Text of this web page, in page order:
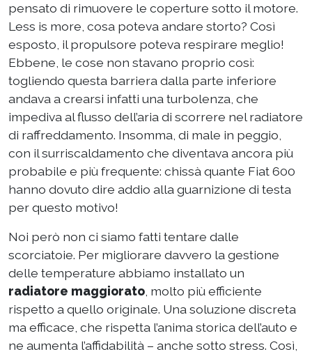
pensato di rimuovere le coperture sotto il motore.
Less is more, cosa poteva andare storto? Così
esposto, il propulsore poteva respirare meglio!
Ebbene, le cose non stavano proprio così:
togliendo questa barriera dalla parte inferiore
andava a crearsi infatti una turbolenza, che
impediva al flusso dell’aria di scorrere nel radiatore
di raffreddamento. Insomma, di male in peggio,
con il surriscaldamento che diventava ancora più
probabile e più frequente: chissà quante Fiat 600
hanno dovuto dire addio alla guarnizione di testa
per questo motivo!
Noi però non ci siamo fatti tentare dalle
scorciatoie. Per migliorare davvero la gestione
delle temperature abbiamo installato un
radiatore maggiorato , molto più efficiente
rispetto a quello originale. Una soluzione discreta
ma efficace, che rispetta l’anima storica dell’auto e
ne aumenta l’affidabilità – anche sotto stress. Così,